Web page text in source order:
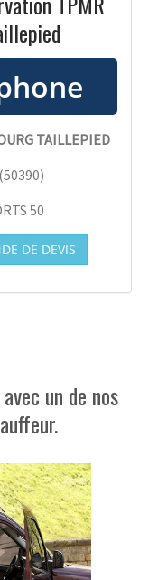
TAILLEPIED
(50390)
50
DE DEVIS
un de nos